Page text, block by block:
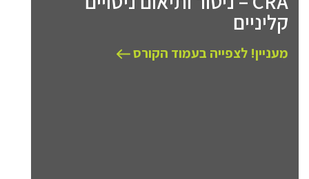
קליניים
מעניין! לצפייה בעמוד הקורס